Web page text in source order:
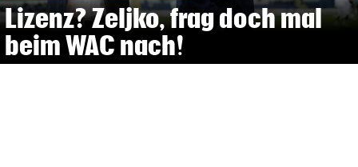
Lizenz? Zeljko, frag doch mal
beim WAC nach!